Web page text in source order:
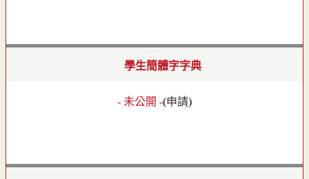
學生簡體字字典
- 未公開 -(申請)